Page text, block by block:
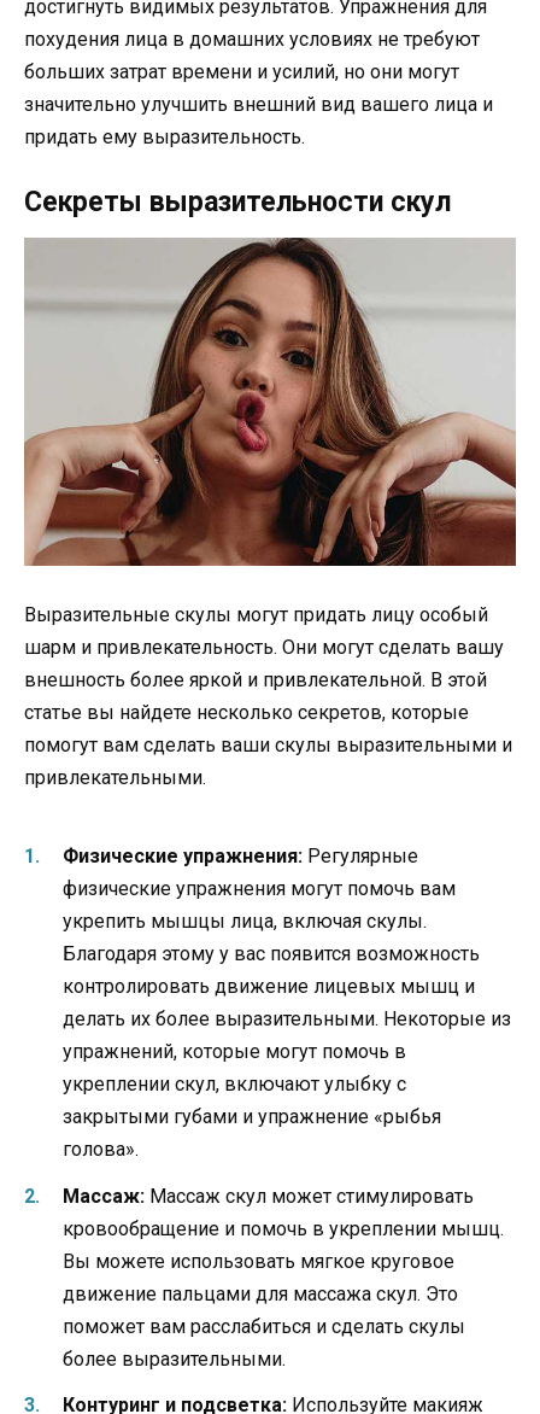
достигнуть видимых результатов. Упражнения для
похудения лица в домашних условиях не требуют
больших затрат времени и усилий, но они могут
значительно улучшить внешний вид вашего лица и
придать ему выразительность.
Секреты выразительности скул
Выразительные скулы могут придать лицу особый
шарм и привлекательность. Они могут сделать вашу
внешность более яркой и привлекательной. В этой
статье вы найдете несколько секретов, которые
помогут вам сделать ваши скулы выразительными и
привлекательными.
Физические упражнения: Регулярные
физические упражнения могут помочь вам
укрепить мышцы лица, включая скулы.
Благодаря этому у вас появится возможность
контролировать движение лицевых мышц и
делать их более выразительными. Некоторые из
упражнений, которые могут помочь в
укреплении скул, включают улыбку с
закрытыми губами и упражнение «рыбья
голова».
Массаж: Массаж скул может стимулировать
кровообращение и помочь в укреплении мышц.
Вы можете использовать мягкое круговое
движение пальцами для массажа скул. Это
поможет вам расслабиться и сделать скулы
более выразительными.
Контуринг и подсветка: Используйте макияж